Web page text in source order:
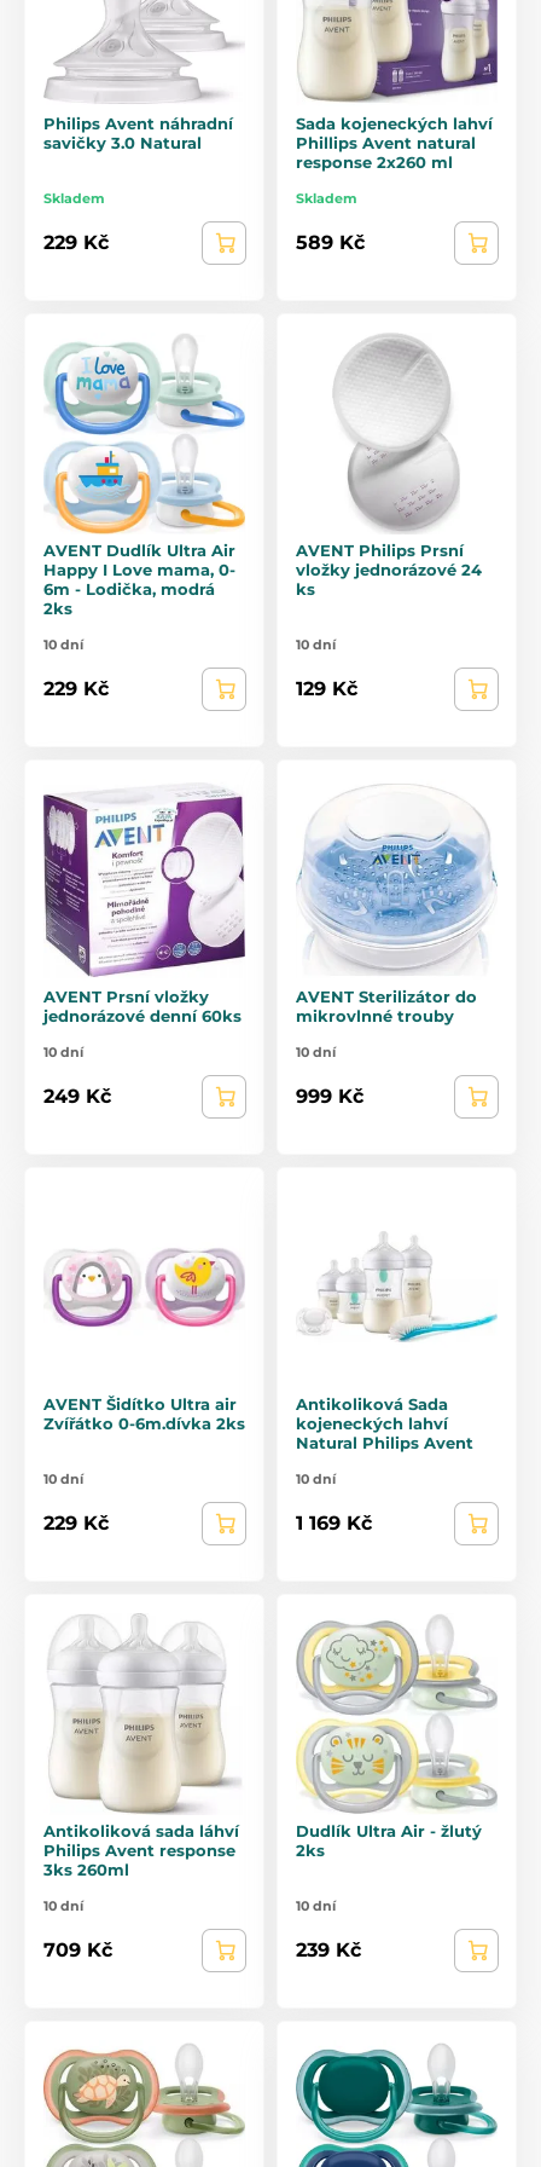
Philips Avent náhradní
savičky 3.0 Natural
Skladem
229 Kč
Sada kojeneckých lahví
Phillips Avent natural
response 2x260 ml
Skladem
589 Kč
AVENT Dudlík Ultra Air
Happy I Love mama, 0-
6m - Lodička, modrá
2ks
10 dní
229 Kč
AVENT Philips Prsní
vložky jednorázové 24
ks
10 dní
129 Kč
AVENT Prsní vložky
jednorázové denní 60ks
10 dní
249 Kč
AVENT Sterilizátor do
mikrovlnné trouby
10 dní
999 Kč
AVENT Šidítko Ultra air
Zvířátko 0-6m.dívka 2ks
10 dní
229 Kč
Antikoliková Sada
kojeneckých lahví
Natural Philips Avent
10 dní
1 169 Kč
Antikoliková sada láhví
Philips Avent response
3ks 260ml
10 dní
709 Kč
Dudlík Ultra Air - žlutý
2ks
10 dní
239 Kč